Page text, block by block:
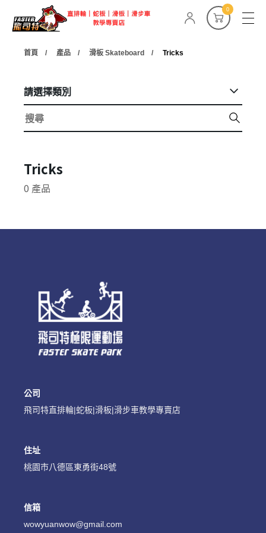
0
登 入
建立專屬帳號
我 要 註 冊
首頁 產品 滑板 Skateboard Tricks
請選擇類別
Tricks
0 產品
公司
飛司特直排輪|蛇板|滑板|滑步車教學專賣店
住址
桃園市八德區東勇街48號
信箱
wowyuanwow@gmail.com